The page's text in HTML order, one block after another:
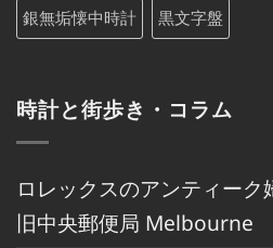
銀無垢懐中時計 黒文字盤
時計と街歩き・コラム
ロレックスのアンティー
旧中央郵便局 Melbourne